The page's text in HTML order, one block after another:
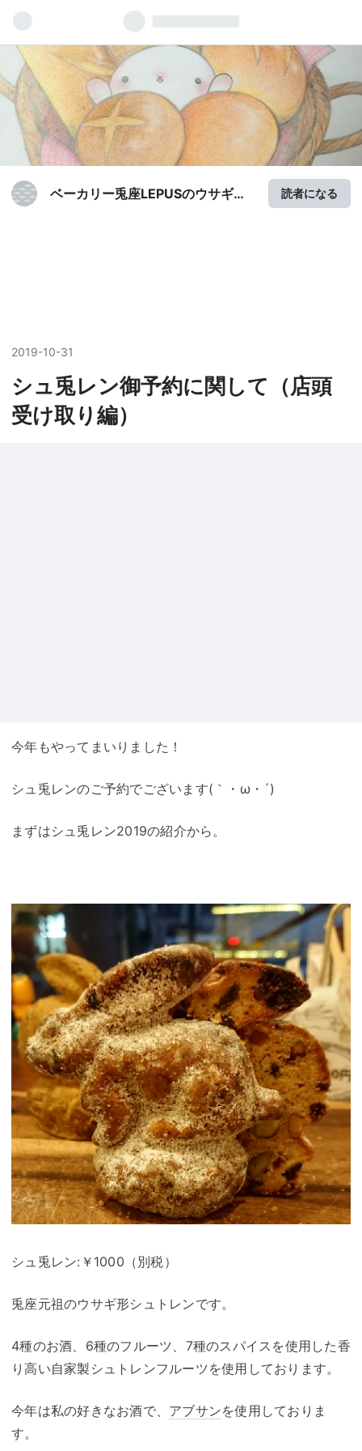
ベーカリー兎座LEPUSのウサギぱ
読者になる
2019-10-31
シュ兎レン御予約に関して（店頭
受け取り編）
今年もやってまいりました！
シュ兎レンのご予約でございます(｀・ω・´)
まずはシュ兎レン2019の紹介から。
シュ兎レン:￥1000（別税）
兎座元祖のウサギ形シュトレンです。
4種のお酒、6種のフルーツ、7種のスパイスを使用した香
り高い自家製シュトレンフルーツを使用しております。
今年は私の好きなお酒で、 アブサンを使用しておりま
す。